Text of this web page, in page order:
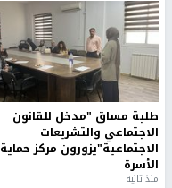
طلبة مساق "مدخل للقانون
الاجتماعي والتشريعات
الاجتماعية"يزورون مركز حماية
الأسرة
منذ ثانية